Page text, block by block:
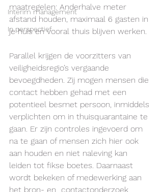
Interim management
In perspectief
maatregelen: Anderhalve meter
afstand houden, maximaal 6 gasten in
je huis en vooral thuis blijven werken.
Parallel krijgen de voorzitters van
veiligheidsregio’s vergaande
bevoegdheden. Zij mogen mensen die
contact hebben gehad met een
potentieel besmet persoon, inmiddels
verplichten om in thuisquarantaine te
gaan. Er zijn controles ingevoerd om
na te gaan of mensen zich hier ook
aan houden en niet naleving kan
leiden tot fikse boetes. Daarnaast
wordt bekeken of medewerking aan
het bron- en  contactonderzoek